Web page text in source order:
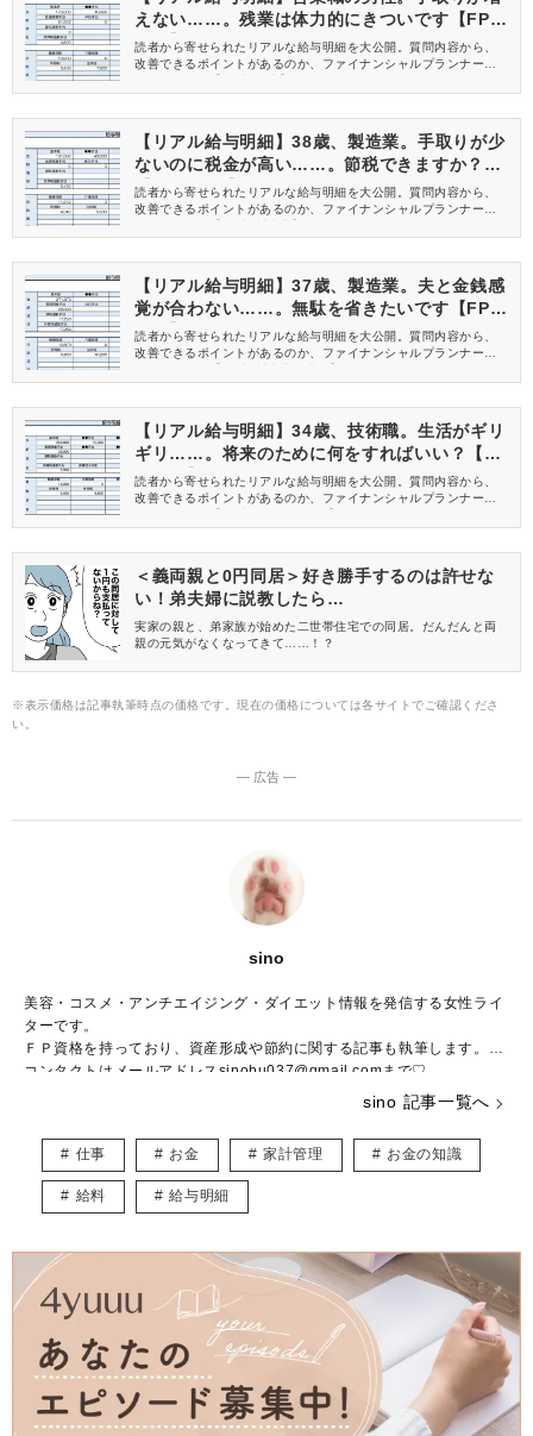
えない……。残業は体力的にきついです【FPが
解説】
読者から寄せられたリアルな給与明細を大公開。質問内容から、
改善できるポイントがあるのか、ファイナンシャルプランナーが
【リアル給与明細】38歳、製造業。手取りが少
ないのに税金が高い……。節税できますか？
【FPが解説】
読者から寄せられたリアルな給与明細を大公開。質問内容から、
改善できるポイントがあるのか、ファイナンシャルプランナーが
【リアル給与明細】37歳、製造業。夫と金銭感
覚が合わない……。無駄を省きたいです【FPが
解説】
読者から寄せられたリアルな給与明細を大公開。質問内容から、
改善できるポイントがあるのか、ファイナンシャルプランナーが
【リアル給与明細】34歳、技術職。生活がギリ
ギリ……。将来のために何をすればいい？【FP
が解説】
読者から寄せられたリアルな給与明細を大公開。質問内容から、
改善できるポイントがあるのか、ファイナンシャルプランナーが
＜義両親と0円同居＞好き勝手するのは許せな
い！弟夫婦に説教したら…
実家の親と、弟家族が始めた二世帯住宅での同居。だんだんと両
親の元気がなくなってきて……！？
※表示価格は記事執筆時点の価格です。現在の価格については各サイトでご確認くださ
い。
― 広告 ―
sino
美容・コスメ・アンチエイジング・ダイエット情報を発信する女性ライ
ターです。
ＦＰ資格を持っており、資産形成や節約に関する記事も執筆します。
コンタクトはメールアドレスsinobu037@gmail.comまで♡
sino 記事一覧へ
仕事 お金 家計管理 お金の知識
給料 給与明細